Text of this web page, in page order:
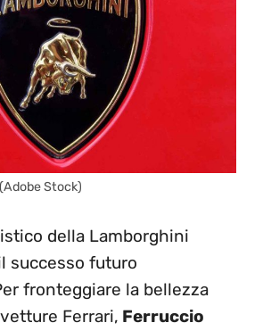
Stock)
della Lamborghini
successo futuro
fronteggiare la bellezza
Ferrari, Ferruccio